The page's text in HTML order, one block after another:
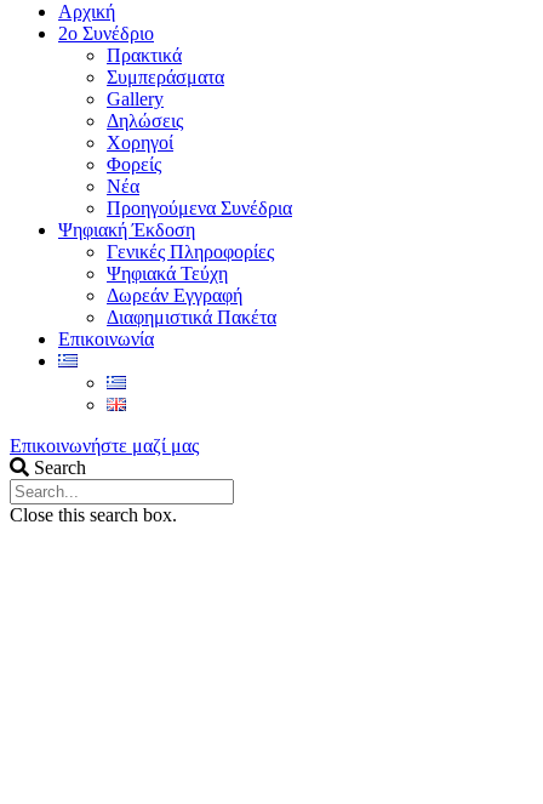
Αρχική
2ο Συνέδριο
Πρακτικά
Συμπεράσματα
Gallery
Δηλώσεις
Χορηγοί
Φορείς
Νέα
Προηγούμενα Συνέδρια
Ψηφιακή Έκδοση
Γενικές Πληροφορίες
Ψηφιακά Τεύχη
Δωρεάν Εγγραφή
Διαφημιστικά Πακέτα
Επικοινωνία
Επικοινωνήστε μαζί μας
Search
Close this search box.